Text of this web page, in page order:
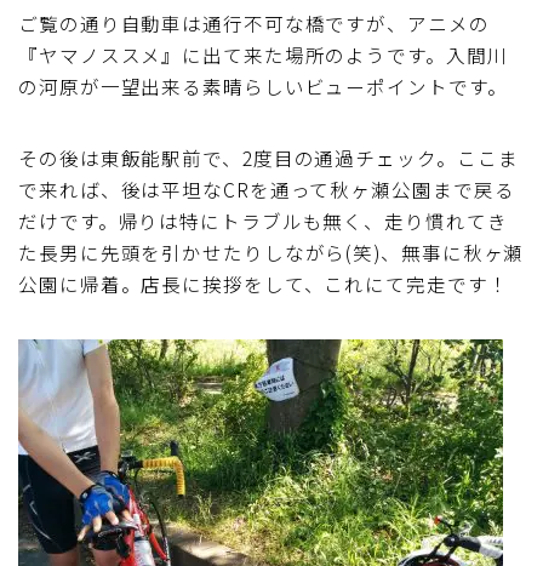
ご覧の通り自動車は通行不可な橋ですが、アニメの
『ヤマノススメ』に出て来た場所のようです。入間川
の河原が一望出来る素晴らしいビューポイントです。
その後は東飯能駅前で、2度目の通過チェック。ここま
で来れば、後は平坦なCRを通って秋ヶ瀬公園まで戻る
だけです。帰りは特にトラブルも無く、走り慣れてき
た長男に先頭を引かせたりしながら(笑)、無事に秋ヶ瀬
公園に帰着。店長に挨拶をして、これにて完走です！